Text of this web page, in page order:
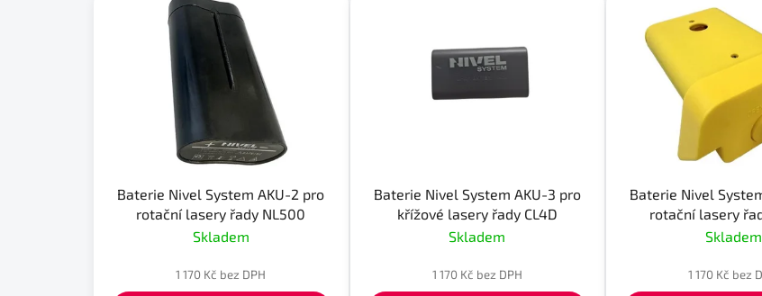
Baterie Nivel System AKU-2 pro
rotační lasery řady NL500
Skladem
1 170 Kč bez DPH
Baterie Nivel System AKU-3 pro
křížové lasery řady CL4D
Skladem
1 170 Kč bez DPH
Baterie Nivel
rotační lasery
Skladem
1 170 Kč bez